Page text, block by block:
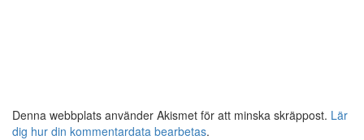
Denna webbplats använder Akismet för att minska skräppost. Lär
dig hur din kommentardata bearbetas.